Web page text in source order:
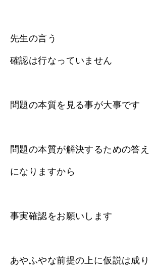
先生の言う
確認は行なっていません
問題の本質を見る事が大事です
問題の本質が解決するための答え
になりますから
事実確認をお願いします
あやふやな前提の上に仮説は成り